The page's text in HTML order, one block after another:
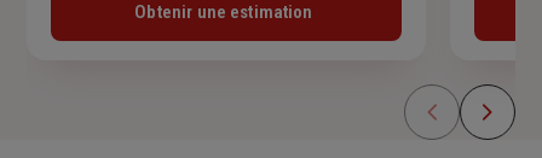
Obtenir une estimation